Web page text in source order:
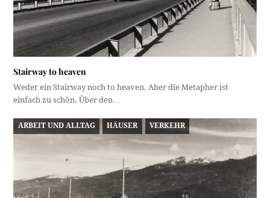
Stairway to heaven
Weder ein Stairway noch to heaven. Aber die Metapher ist
einfach zu schön. Über den…
ARBEIT UND ALLTAG HÄUSER VERKEHR